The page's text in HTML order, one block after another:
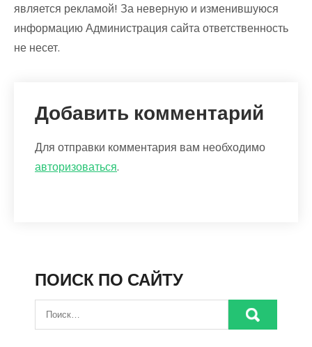
является рекламой! За неверную и изменившуюся
информацию Администрация сайта ответственность
не несет.
Добавить комментарий
Для отправки комментария вам необходимо
авторизоваться.
ПОИСК ПО САЙТУ